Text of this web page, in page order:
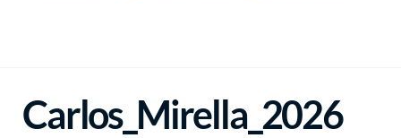
Carlos_Mirella_2026